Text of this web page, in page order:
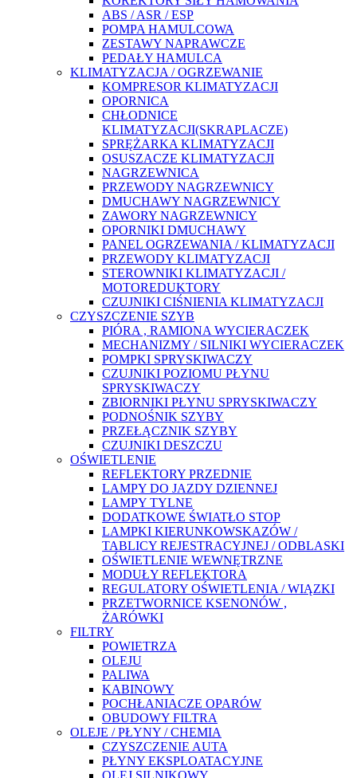
ABS / ASR / ESP
POMPA HAMULCOWA
ZESTAWY NAPRAWCZE
PEDAŁY HAMULCA
KLIMATYZACJA / OGRZEWANIE
KOMPRESOR KLIMATYZACJI
OPORNICA
CHŁODNICE
KLIMATYZACJI(SKRAPLACZE)
SPRĘŻARKA KLIMATYZACJI
OSUSZACZE KLIMATYZACJI
NAGRZEWNICA
PRZEWODY NAGRZEWNICY
DMUCHAWY NAGRZEWNICY
ZAWORY NAGRZEWNICY
OPORNIKI DMUCHAWY
PANEL OGRZEWANIA / KLIMATYZACJI
PRZEWODY KLIMATYZACJI
STEROWNIKI KLIMATYZACJI /
MOTOREDUKTORY
CZUJNIKI CIŚNIENIA KLIMATYZACJI
CZYSZCZENIE SZYB
PIÓRA , RAMIONA WYCIERACZEK
MECHANIZMY / SILNIKI WYCIERACZEK
POMPKI SPRYSKIWACZY
CZUJNIKI POZIOMU PŁYNU
SPRYSKIWACZY
ZBIORNIKI PŁYNU SPRYSKIWACZY
PODNOŚNIK SZYBY
PRZEŁĄCZNIK SZYBY
CZUJNIKI DESZCZU
OŚWIETLENIE
REFLEKTORY PRZEDNIE
LAMPY DO JAZDY DZIENNEJ
LAMPY TYLNE
DODATKOWE ŚWIATŁO STOP
LAMPKI KIERUNKOWSKAZÓW /
TABLICY REJESTRACYJNEJ / ODBLASKI
OŚWIETLENIE WEWNĘTRZNE
MODUŁY REFLEKTORA
REGULATORY OŚWIETLENIA / WIĄZKI
PRZETWORNICE KSENONÓW ,
ŻARÓWKI
FILTRY
POWIETRZA
OLEJU
PALIWA
KABINOWY
POCHŁANIACZE OPARÓW
OBUDOWY FILTRA
OLEJE / PŁYNY / CHEMIA
CZYSZCZENIE AUTA
PŁYNY EKSPLOATACYJNE
OLEJ SILNIKOWY